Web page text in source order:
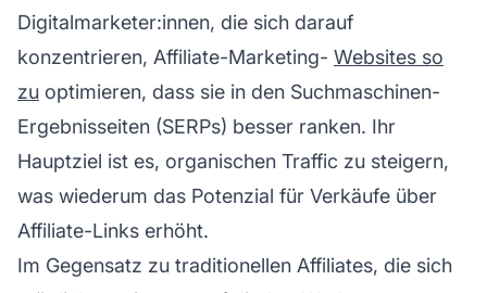
Digitalmarketer:innen, die sich darauf
konzentrieren, Affiliate-Marketing- Websites so
zu optimieren, dass sie in den Suchmaschinen-
Ergebnisseiten (SERPs) besser ranken. Ihr
Hauptziel ist es, organischen Traffic zu steigern,
was wiederum das Potenzial für Verkäufe über
Affiliate-Links erhöht.
Im Gegensatz zu traditionellen Affiliates, die sich